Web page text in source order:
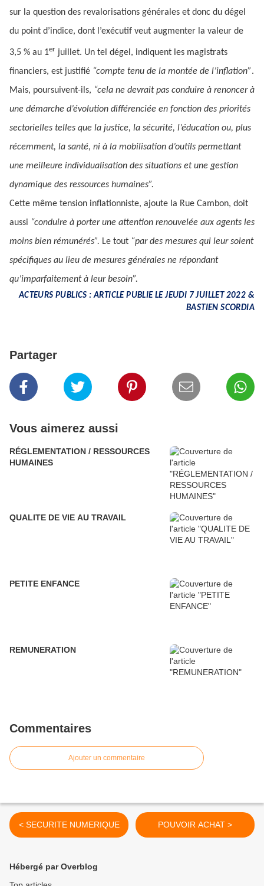
sur la question des revalorisations générales et donc du dégel
du point d’indice, dont l’exécutif veut augmenter la valeur de
3,5 % au 1er juillet. Un tel dégel, indiquent les magistrats
financiers, est justifié “compte tenu de la montée de l’inflation”.
Mais, poursuivent-ils, “cela ne devrait pas conduire à renoncer à
une démarche d’évolution différenciée en fonction des priorités
sectorielles telles que la justice, la sécurité, l’éducation ou, plus
récemment, la santé, ni à la mobilisation d’outils permettant
une meilleure individualisation des situations et une gestion
dynamique des ressources humaines”.
Cette même tension inflationniste, ajoute la Rue Cambon, doit
aussi “conduire à porter une attention renouvelée aux agents les
moins bien rémunérés”. Le tout “par des mesures qui leur soient
spécifiques au lieu de mesures générales ne répondant
qu’imparfaitement à leur besoin”.
ACTEURS PUBLICS : ARTICLE PUBLIE LE JEUDI 7 JUILLET 2022 &
BASTIEN SCORDIA
Partager
Vous aimerez aussi
RÉGLEMENTATION / RESSOURCES
HUMAINES
QUALITE DE VIE AU TRAVAIL
PETITE ENFANCE
REMUNERATION
Commentaires
Ajouter un commentaire
< SECURITE NUMERIQUE POUVOIR ACHAT >
Hébergé par Overblog